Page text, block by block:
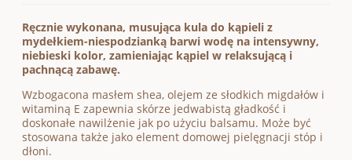
Ręcznie wykonana, musująca kula do kąpieli z
mydełkiem-niespodzianką barwi wodę na intensywny,
niebieski kolor, zamieniając kąpiel w relaksującą i
pachnącą zabawę.
Wzbogacona masłem shea, olejem ze słodkich migdałów i
witaminą E zapewnia skórze jedwabistą gładkość i
doskonałe nawilżenie jak po użyciu balsamu. Może być
stosowana także jako element domowej pielęgnacji stóp i
dłoni.